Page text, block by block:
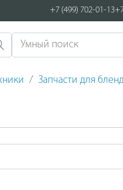
+7 (499) 702-01-13
Запчасти для